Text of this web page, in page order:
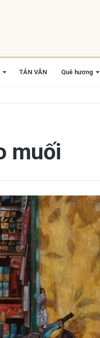
TẢN VĂN Quê hương
muối